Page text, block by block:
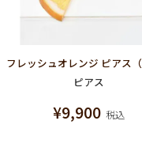
ピアス
¥9,900 税込